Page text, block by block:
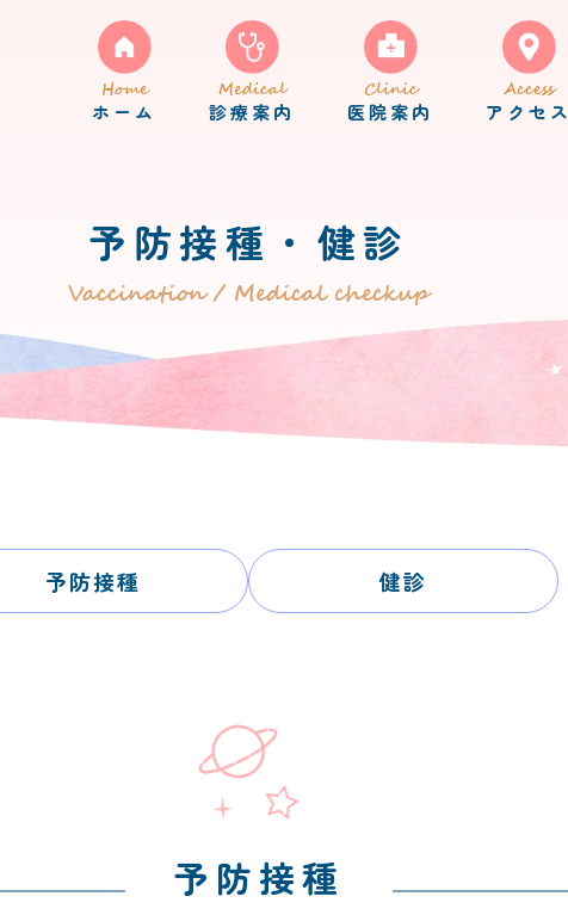
Home
ホーム
Medical
診療案内
Clinic
医院案内
Access
アクセス
予防接種・健診
Vaccination / Medical checkup
予防接種 健診
予防接種